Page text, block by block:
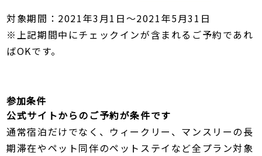
対象期間：2021年3月1日～2021年5月31日
※上記期間中にチェックインが含まれるご予約であれ
ばOKです。
参加条件
公式サイトからのご予約が条件です
通常宿泊だけでなく、ウィークリー、マンスリーの長
期滞在やペット同伴のペットステイなど全プラン対象